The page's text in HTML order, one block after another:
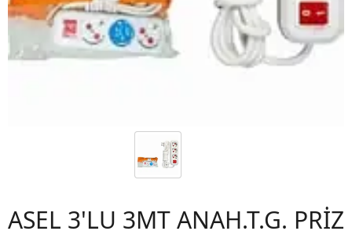
ASEL 3'LU 3MT ANAH.T.G. PRİZ